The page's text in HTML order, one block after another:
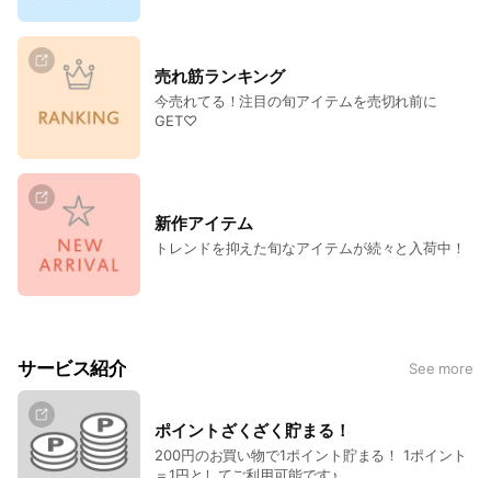
売れ筋ランキング
今売れてる！注目の旬アイテムを売切れ前に
GET♡
新作アイテム
トレンドを抑えた旬なアイテムが続々と入荷中！
サービス紹介 See more
ポイントざくざく貯まる！
200円のお買い物で1ポイント貯まる！ 1ポイント
＝1円としてご利用可能です♪